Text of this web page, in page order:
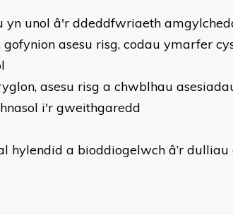
yn unol â'r ddeddfwriaeth
asesu risg, codau ymarfer
asesu risg a chwblhau
i'r gweithgaredd
hylendid a bioddiogelwch â’r